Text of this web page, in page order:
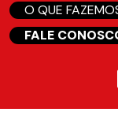
O QUE
FALE